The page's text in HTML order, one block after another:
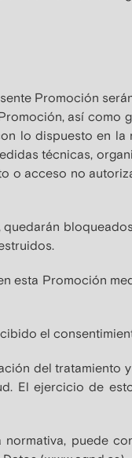
Promoción
así como
lo dispuesto en la
técnicas,
o acceso no
esta Promoción
el
del tratamiento
El ejercicio de
puede